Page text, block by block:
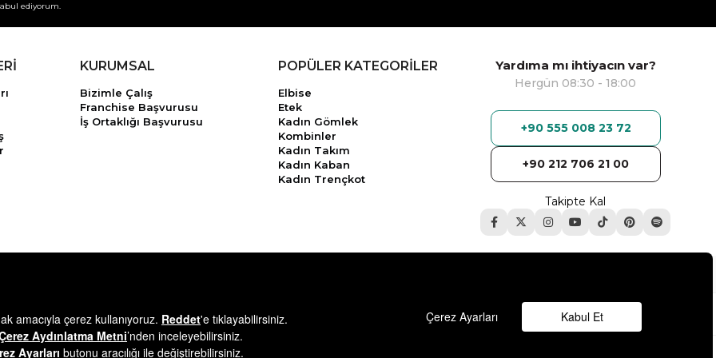
ediyorum.
KURUMSAL
Bizimle Çalış
Franchise Başvurusu
İş Ortaklığı Başvurusu
POPÜLER KATEGORİLER
Elbise
Etek
Kadın Gömlek
Kombinler
Kadın Takım
Kadın Kaban
Kadın Trençkot
Yardıma mı ihtiyacın var?
Hergün 08:30 - 18:00
+90 555 008 23 72
+90 212 706 21 00
Takipte Kal
© 2025 minikterzi.com - Tüm Hakları Saklıdır.